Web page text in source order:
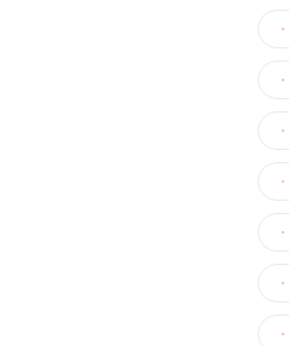
・
・
・
・
・
・
・